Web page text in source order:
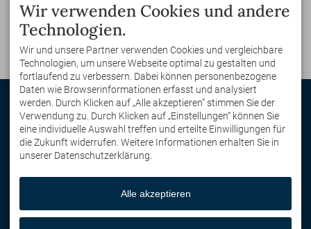
KONTAKT
Hotelkooperation Euregio
Bodensee e.V.
Annette Driesen
Unterer Schützenrain 10
DEUTSCHLAND
+49 170 811 97 95
info@bodenseehotels.com
Wir verwenden Cookies und andere
Technologien.
Wir und unsere Partner verwenden Cookies und vergleichbare
Technologien, um unsere Webseite optimal zu gestalten und
fortlaufend zu verbessern. Dabei können personenbezogene
Daten wie Browserinformationen erfasst und analysiert
werden. Durch Klicken auf „Alle akzeptieren“ stimmen Sie der
Verwendung zu. Durch Klicken auf „Einstellungen“ können Sie
eine individuelle Auswahl treffen und erteilte Einwilligungen für
die Zukunft widerrufen. Weitere Informationen erhalten Sie in
unserer Datenschutzerklärung.
Alle akzeptieren